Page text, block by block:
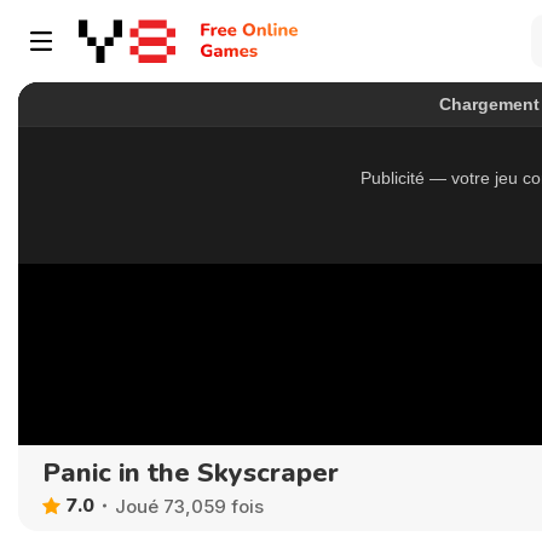
Panic in the Skyscraper
7.0 Joué 73,059 fois